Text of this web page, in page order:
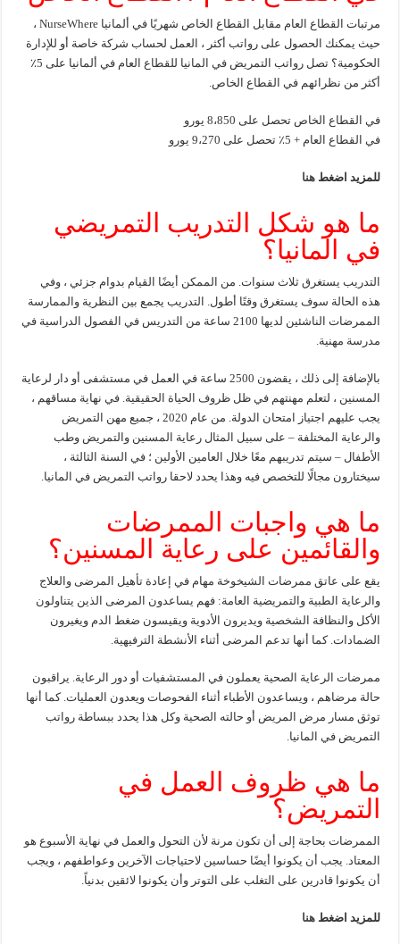
مرتبات القطاع العام مقابل القطاع الخاص شهريًا في ألمانيا NurseWhere ،
حيث يمكنك الحصول على رواتب أكثر ، العمل لحساب شركة خاصة أو للإدارة
الحكومية؟ تصل رواتب التمريض في المانيا للقطاع العام في ألمانيا على 5٪
أكثر من نظرائهم في القطاع الخاص.
في القطاع الخاص تحصل على 8،850 يورو
في القطاع العام + 5٪ تحصل على 9،270 يورو
للمزيد اضغطهنا
ما هو شكل التدريب التمريضي
في المانيا؟
التدريب يستغرق ثلاث سنوات. من الممكن أيضًا القيام بدوام جزئي ، وفي
هذه الحالة سوف يستغرق وقتًا أطول. التدريب يجمع بين النظرية والممارسة
الممرضات الناشئين لديها 2100 ساعة من التدريس في الفصول الدراسية في
مدرسة مهنية.
بالإضافة إلى ذلك ، يقضون 2500 ساعة في العمل في مستشفى أو دار لرعاية
المسنين ، لتعلم مهنتهم في ظل ظروف الحياة الحقيقية. في نهاية مساقهم ،
يجب عليهم اجتياز امتحان الدولة. من عام 2020 ، جميع مهن التمريض
والرعاية المختلفة – على سبيل المثال رعاية المسنين والتمريض وطب
الأطفال – سيتم تدريبهم معًا خلال العامين الأولين ؛ في السنة الثالثة ،
سيختارون مجالًا للتخصص فيه وهذا يحدد لاحقا رواتب التمريض في المانيا.
ما هي واجبات الممرضات
والقائمين على رعاية المسنين؟
يقع على عاتق ممرضات الشيخوخة مهام في إعادة تأهيل المرضى والعلاج
والرعاية الطبية والتمريضية العامة: فهم يساعدون المرضى الذين يتناولون
الأكل والنظافة الشخصية ويديرون الأدوية ويقيسون ضغط الدم ويغيرون
الضمادات. كما أنها تدعم المرضى أثناء الأنشطة الترفيهية.
ممرضات الرعاية الصحية يعملون في المستشفيات أو دور الرعاية. يراقبون
حالة مرضاهم ، ويساعدون الأطباء أثناء الفحوصات ويعدون العمليات. كما أنها
توثق مسار مرض المريض أو حالته الصحية وكل هذا يحدد ببساطة رواتب
التمريض في المانيا.
ما هي ظروف العمل في
التمريض؟
الممرضات بحاجة إلى أن تكون مرنة لأن التحول والعمل في نهاية الأسبوع هو
المعتاد. يجب أن يكونوا أيضًا حساسين لاحتياجات الآخرين وعواطفهم ، ويجب
أن يكونوا قادرين على التغلب على التوتر وأن يكونوا لائقين بدنياً.
للمزيد اضغطهنا